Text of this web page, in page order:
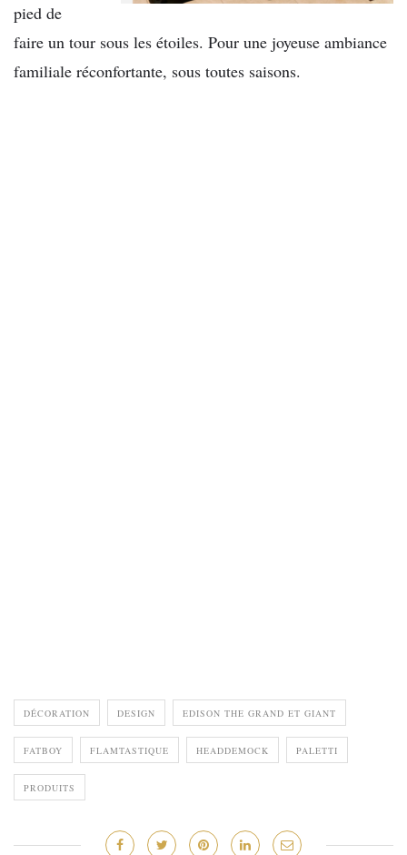
pied de
faire un tour sous les étoiles. Pour une joyeuse ambiance
familiale réconfortante, sous toutes saisons.
DÉCORATION DESIGN EDISON THE GRAND ET GIANT
FATBOY FLAMTASTIQUE HEADDEMOCK PALETTI
PRODUITS